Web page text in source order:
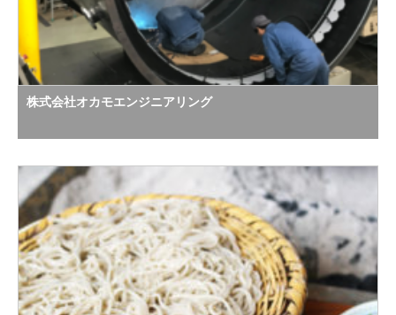
株式会社オカモエンジニアリング